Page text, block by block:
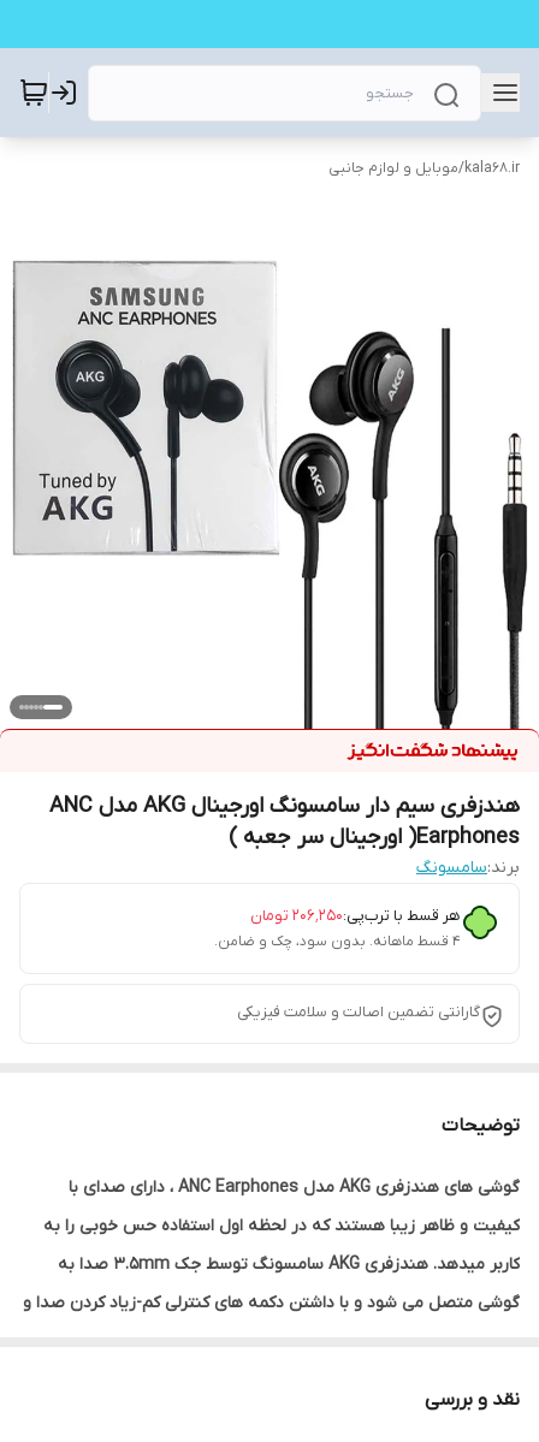
kala68.ir
/موبایل و لوازم جانبی
هندزفری سیم دار سامسونگ اورجینال AKG مدل ANC
Earphones( اورجینال سر جعبه )
برند:سامسونگ
هر قسط با ترب‌پی:۲۰۶٬۲۵۰ تومان
۴ قسط ماهانه. بدون سود، چک و ضامن.
گارانتی تضمین اصالت و سلامت فیزیکی
توضیحات
گوشی های هندزفری AKG مدل ANC Earphones ، دارای صدای با
کیفیت و ظاهر زیبا هستند که در لحظه اول استفاده حس خوبی را به
کاربر میدهد. هندزفری AKG سامسونگ توسط جک 3.5mm صدا به
گوشی متصل می شود و با داشتن دکمه های کنترلی کم-زیاد کردن صدا و
است و داخل گوش قرار میگیرد، سه مدل از سرگوشی های این هندزفری
نقد و بررسی